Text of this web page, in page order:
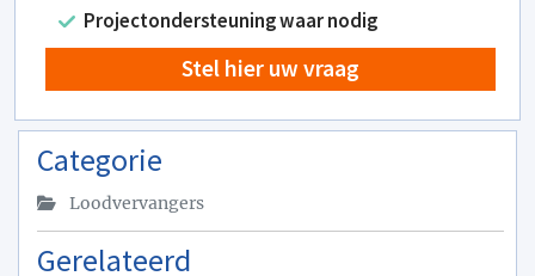
Projectondersteuning waar nodig
Stel hier uw vraag
Categorie
Loodvervangers
Gerelateerd